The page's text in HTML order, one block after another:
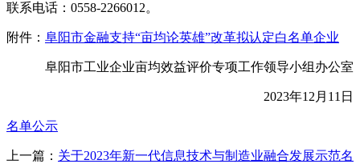
联系电话：0558-2266012。
附件： 阜阳市金融支持“亩均论英雄”改革拟认定白名单企业
阜阳市工业企业亩均效益评价专项工作领导小组办公室
2023年12月11日
名单公示
上一篇： 关于2023年新一代信息技术与制造业融合发展示范名